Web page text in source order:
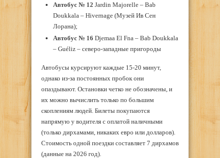
Автобус№ 12 Jardin Majorelle – Bab
Doukkala – Hivernage (Музей Ив Сен
Лорана);
Автобус№ 16 Djemaa El Fna – Bab Doukkala
– Guéliz – северо-западные пригороды
Автобусы курсируют каждые 15-20 минут,
однако из-за постоянных пробок они
опаздывают. Остановки четко не обозначены, и
их можно вычислить только по большим
скоплениям людей. Билеты покупаются
напрямую у водителя с оплатой наличными
(только дирхамами, никаких евро или долларов).
Стоимость одной поездки составляет 7 дирхамов
(данные на 2026 год).